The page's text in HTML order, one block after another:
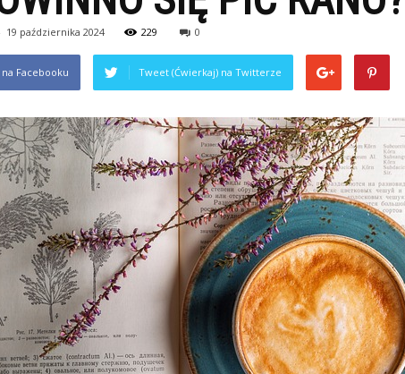
19 października 2024 229 0
Facebooku Tweet (Ćwierkaj) na Twitterze